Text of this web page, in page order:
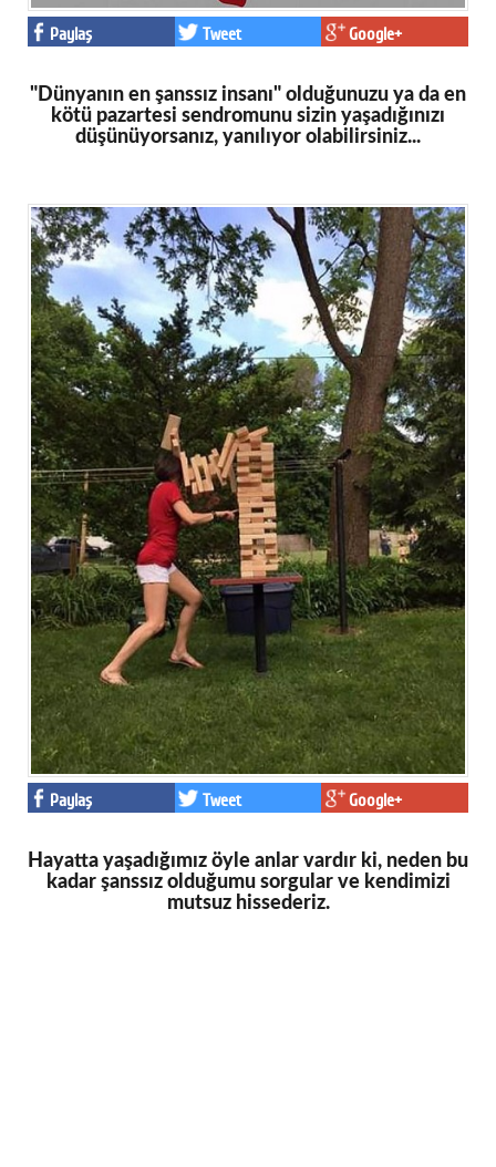
Bilim
Sağlık
Yazarlar
İletişim
A24 SOSYAL MEDYA
Facebook
Twitter
Google Plus
© 2026 TÜM HAKLARI SAKLIDIR
Paylaş Tweet Google+
"Dünyanın en şanssız insanı" olduğunuzu ya da en
kötü pazartesi sendromunu sizin yaşadığınızı
düşünüyorsanız, yanılıyor olabilirsiniz...
Paylaş Tweet Google+
Hayatta yaşadığımız öyle anlar vardır ki, neden bu
kadar şanssız olduğumu sorgular ve kendimizi
mutsuz hissederiz.